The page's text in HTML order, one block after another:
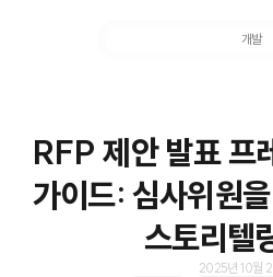
개발
RFP 제안 발표 프
가이드: 심사위원
스토리텔
2025년 10월